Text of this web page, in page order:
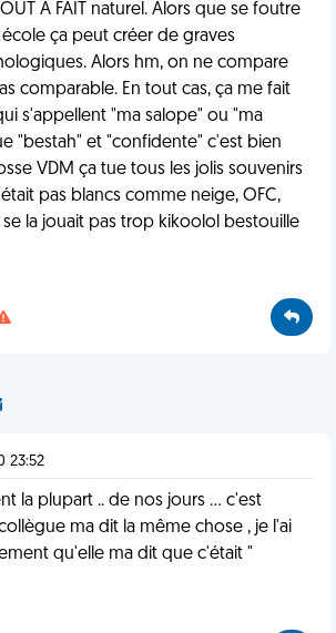
À FAIT naturel. Alors que se foutre
ça peut créer de graves
Alors hm, on ne compare
comparable. En tout cas, ça me fait
s'appellent "ma salope" ou "ma
"bestah" et "confidente" c'est bien
VDM ça tue tous les jolis souvenirs
pas blancs comme neige, OFC,
la jouait pas trop kikoolol bestouille
23:52
la plupart .. de nos jours ... c'est
ma dit la même chose , je l'ai
qu'elle ma dit que c'était "